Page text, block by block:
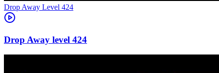
Level 424
424